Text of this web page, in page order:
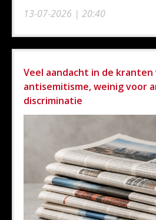
13-07-2026 | 20:40
Veel aandacht in de kranten
antisemitisme, weinig voor
discriminatie